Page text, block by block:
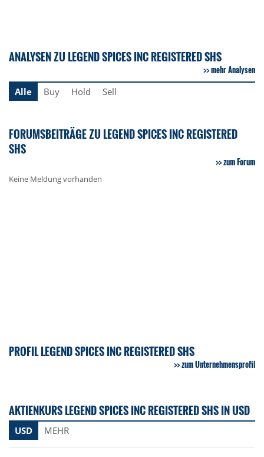
ANALYSEN ZU LEGEND SPICES INC REGISTERED SHS
mehr Analysen
Alle
Buy Hold Sell
FORUMSBEITRÄGE ZU LEGEND SPICES INC REGISTERED
SHS
zum Forum
Keine Meldung vorhanden
PROFIL LEGEND SPICES INC REGISTERED SHS
zum Unternehmensprofil
AKTIENKURS LEGEND SPICES INC REGISTERED SHS IN USD
USD MEHR